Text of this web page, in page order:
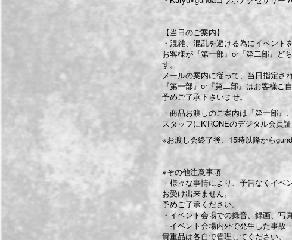
【当日のご案内】
・混雑、混乱を避ける為にイベント
お客様が『第一部』or『第二部』ど
す。
メールの案内に従って、当日指定さ
『第一部』or『第二部』はお客様ご
予めご了承下さいませ。
・商品お渡しのご案内は『第一部』
スタッフにK'RONEのデジタル会員
※お渡し会終了後、15時以降から
※その他注意事項
・様々な事情により、予告なくイ
お受け出来ません。
予めご了承ください。
・イベント会場での録音、録画、写
・イベント会場内外で発生した事故
貴重品は各自で管理してください。